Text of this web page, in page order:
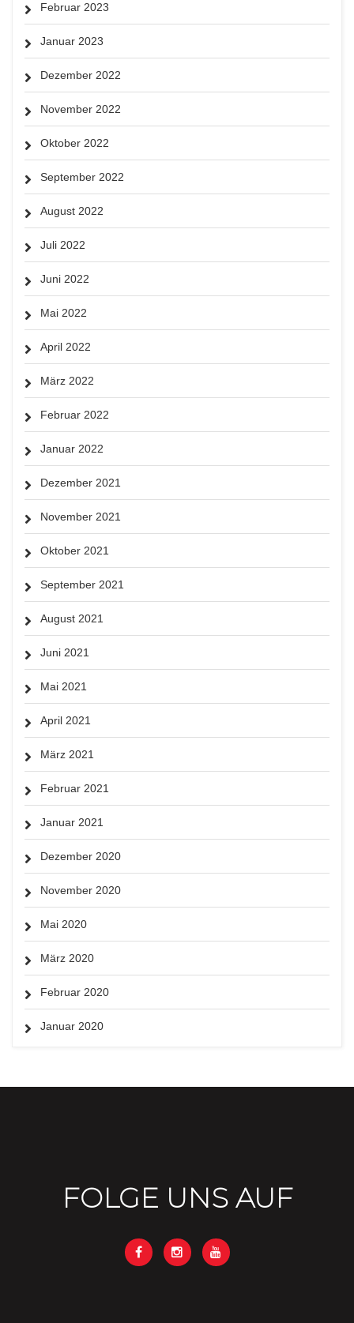
Februar 2023
Januar 2023
Dezember 2022
November 2022
Oktober 2022
September 2022
August 2022
Juli 2022
Juni 2022
Mai 2022
April 2022
März 2022
Februar 2022
Januar 2022
Dezember 2021
November 2021
Oktober 2021
September 2021
August 2021
Juni 2021
Mai 2021
April 2021
März 2021
Februar 2021
Januar 2021
Dezember 2020
November 2020
Mai 2020
März 2020
Februar 2020
Januar 2020
FOLGE UNS AUF